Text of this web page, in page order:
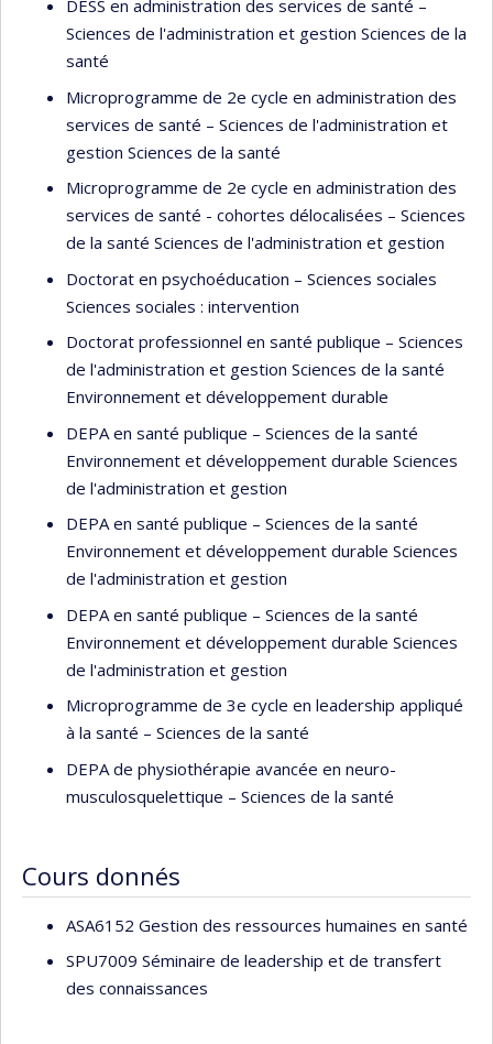
DESS en administration des services de santé –
Sciences de l'administration et gestion Sciences de la
santé
Microprogramme de 2e cycle en administration des
services de santé – Sciences de l'administration et
gestion Sciences de la santé
Microprogramme de 2e cycle en administration des
services de santé - cohortes délocalisées – Sciences
de la santé Sciences de l'administration et gestion
Doctorat en psychoéducation – Sciences sociales
Sciences sociales : intervention
Doctorat professionnel en santé publique – Sciences
de l'administration et gestion Sciences de la santé
Environnement et développement durable
DEPA en santé publique – Sciences de la santé
Environnement et développement durable Sciences
de l'administration et gestion
DEPA en santé publique – Sciences de la santé
Environnement et développement durable Sciences
de l'administration et gestion
DEPA en santé publique – Sciences de la santé
Environnement et développement durable Sciences
de l'administration et gestion
Microprogramme de 3e cycle en leadership appliqué
à la santé – Sciences de la santé
DEPA de physiothérapie avancée en neuro-
musculosquelettique – Sciences de la santé
Cours donnés
ASA6152 Gestion des ressources humaines en santé
SPU7009 Séminaire de leadership et de transfert
des connaissances